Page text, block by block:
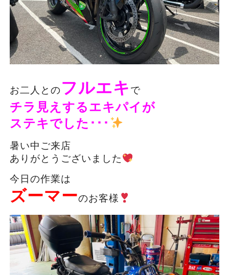
お二人とのフルエキ で
チラ見えするエキパイが
ステキでした･･･
暑い中ご来店
ありがとうございました
今日の作業は
ズーマーのお客様